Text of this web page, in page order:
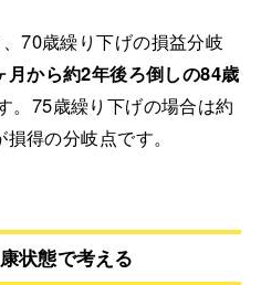
70歳繰り下げの損益分岐
から約2年後ろ倒しの84歳
。75歳繰り下げの場合は約
得の分岐点です。
状態で考える